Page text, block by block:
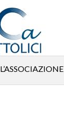
L’ASSOCIAZIONE